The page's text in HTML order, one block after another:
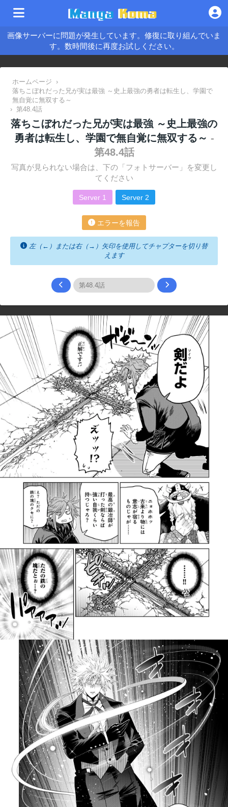
画像サーバーに問題が発生しています。修復に取り組んでいま
す。数時間後に再度お試しください。
ホームページ
›
落ちこぼれだった兄が実は最強 ～史上最強の勇者は転生し、学園で
無自覚に無双する～
› 第48.4話
落ちこぼれだった兄が実は最強 ～史上最強の
勇者は転生し、学園で無自覚に無双する～ -
第48.4話
写真が見られない場合は、下の「フォトサーバー」を変更し
てください
Server 1 Server 2
エラーを報告
左（←）または右（→）矢印を使用してチャプターを切り替
えます